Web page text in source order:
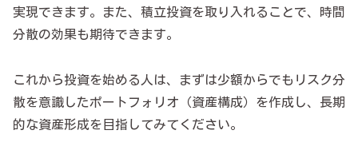
実現できます。また、積立投資を取り入れることで、時間
分散の効果も期待できます。
これから投資を始める人は、まずは少額からでもリスク分
散を意識したポートフォリオ（資産構成）を作成し、長期
的な資産形成を目指してみてください。